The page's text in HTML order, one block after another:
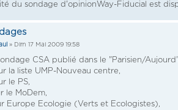
du sondage d'opinionWay-Fiducial est
» Dim 17 Mai 2009 19:58
CSA publié dans le "Parisien/
la liste UMP-Nouveau centre,
le PS,
le MoDem,
Europe Ecologie (Verts et Ecologistes),